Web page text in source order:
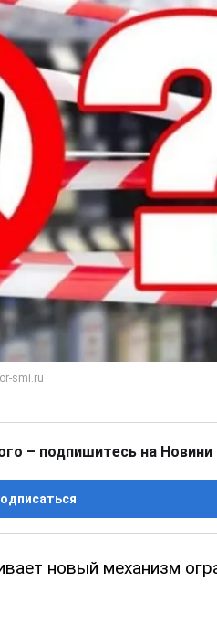
– подпишитесь на Новини
новый механизм